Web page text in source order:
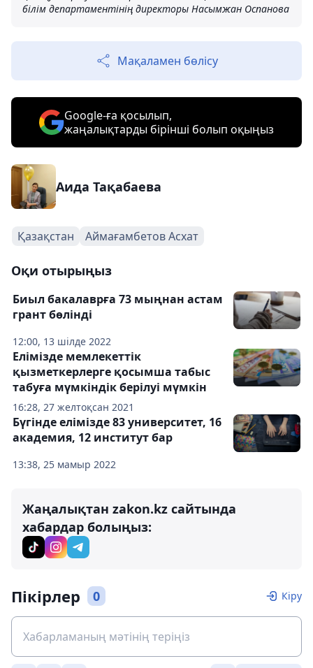
білім департаментінің директоры Насымжан Оспанова
Мақаламен бөлісу
Google-ға қосылып,
жаңалықтарды бірінші болып оқыңыз
Аида Тақабаева
Қазақстан Аймағамбетов Асхат
Оқи отырыңыз
12:00, 13 шілде 2022
Биыл бакалаврға 73 мыңнан астам
грант бөлінді
16:28, 27 желтоқсан 2021
Елімізде мемлекеттік
қызметкерлерге қосымша табыс
табуға мүмкіндік берілуі мүмкін
13:38, 25 мамыр 2022
Бүгінде елімізде 83 университет, 16
академия, 12 институт бар
Жаңалықтан zakon.kz сайтында
хабардар болыңыз:
Пікірлер 0 Кіру